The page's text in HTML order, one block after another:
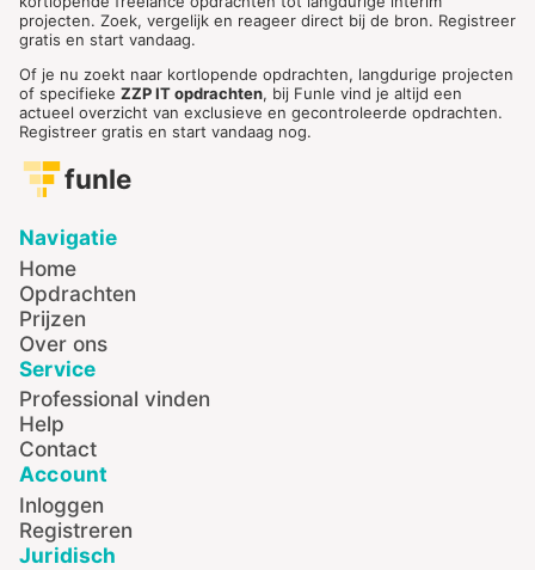
projecten. Zoek, vergelijk en reageer direct bij de bron. Registreer
gratis en start vandaag.
Of je nu zoekt naar kortlopende opdrachten, langdurige projecten
of specifieke ZZP IT opdrachten, bij Funle vind je altijd een
actueel overzicht van exclusieve en gecontroleerde opdrachten.
Registreer gratis en start vandaag nog.
funle
Navigatie
Home
Opdrachten
Prijzen
Over ons
Service
Professional vinden
Help
Contact
Account
Inloggen
Registreren
Juridisch